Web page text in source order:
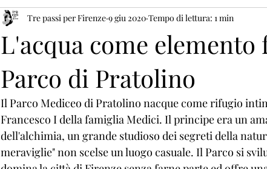
dante primavera ponti arno
L'acqua come elemento
Parco di Pratolino
Tre passi per Firenze 9 giu 2020 Tempo di lettura: 1 min
Il Parco Mediceo di Pratolino nacque come rifugio
Francesco I della famiglia Medici. Il principe era un
dell'alchimia, un grande studioso dei segreti della
meraviglie" non scelse un luogo casuale. Il Parco si